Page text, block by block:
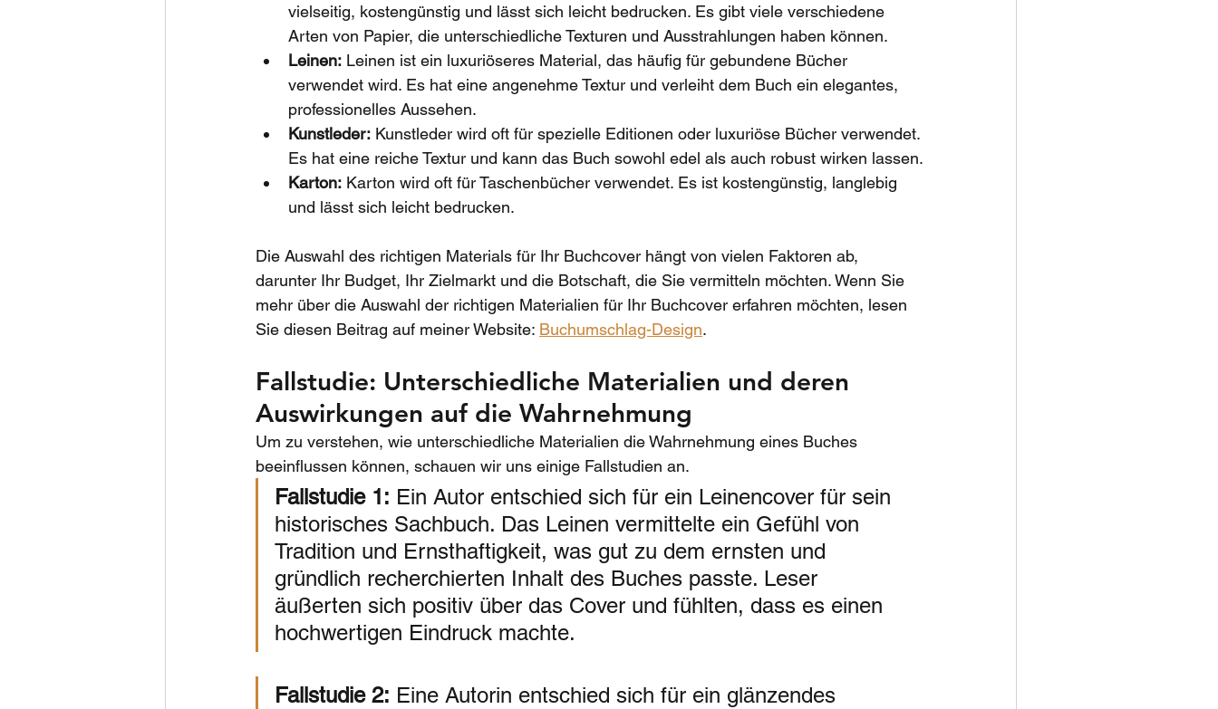
vielseitig, kostengünstig und lässt sich leicht bedrucken. Es gibt viele verschiedene
Arten von Papier, die unterschiedliche Texturen und Ausstrahlungen haben können.
Leinen: Leinen ist ein luxuriöseres Material, das häufig für gebundene Bücher
verwendet wird. Es hat eine angenehme Textur und verleiht dem Buch ein elegantes,
professionelles Aussehen.
Kunstleder: Kunstleder wird oft für spezielle Editionen oder luxuriöse Bücher verwendet.
Es hat eine reiche Textur und kann das Buch sowohl edel als auch robust wirken lassen.
Karton: Karton wird oft für Taschenbücher verwendet. Es ist kostengünstig, langlebig
und lässt sich leicht bedrucken.
Die Auswahl des richtigen Materials für Ihr Buchcover hängt von vielen Faktoren ab,
darunter Ihr Budget, Ihr Zielmarkt und die Botschaft, die Sie vermitteln möchten. Wenn Sie
mehr über die Auswahl der richtigen Materialien für Ihr Buchcover erfahren möchten, lesen
Sie diesen Beitrag auf meiner Website: Buchumschlag-Design.
Fallstudie: Unterschiedliche Materialien und deren
Auswirkungen auf die Wahrnehmung
Um zu verstehen, wie unterschiedliche Materialien die Wahrnehmung eines Buches
beeinflussen können, schauen wir uns einige Fallstudien an.
Fallstudie 1: Ein Autor entschied sich für ein Leinencover für sein
historisches Sachbuch. Das Leinen vermittelte ein Gefühl von
Tradition und Ernsthaftigkeit, was gut zu dem ernsten und
gründlich recherchierten Inhalt des Buches passte. Leser
äußerten sich positiv über das Cover und fühlten, dass es einen
hochwertigen Eindruck machte.
Fallstudie 2: Eine Autorin entschied sich für ein glänzendes